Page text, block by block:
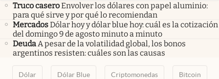
Truco caseroEnvolver los dólares con papel aluminio:
para qué sirve y por qué lo recomiendan
MercadosDólar hoy y dólar blue hoy: cuál es la cotización
del domingo 9 de agosto minuto a minuto
Deuda A pesar de la volatilidad global, los bonos
argentinos resisten: cuáles son las causas
Dólar Dólar Blue Criptomonedas Bitcoin